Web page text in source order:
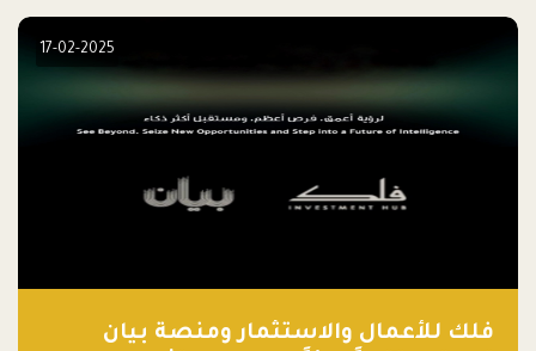
17-02-2025
فلك للأعمال والاستثمار ومنصة بيان